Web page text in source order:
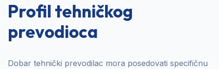
Profil tehničkog
prevodioca
Dobar tehnički prevodilac mora posedovati specifičnu